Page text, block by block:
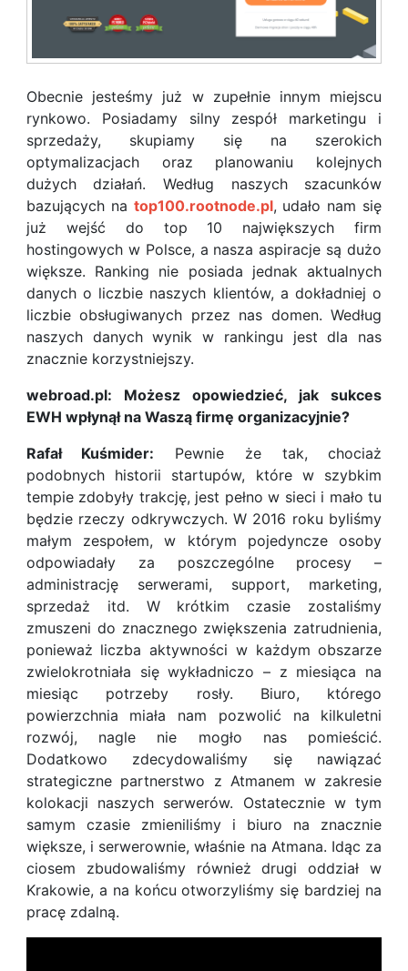
Obecnie jesteśmy już w zupełnie innym miejscu
rynkowo. Posiadamy silny zespół marketingu i
sprzedaży, skupiamy się na szerokich
optymalizacjach oraz planowaniu kolejnych
dużych działań. Według naszych szacunków
bazujących na top100.rootnode.pl, udało nam się
już wejść do top 10 największych firm
hostingowych w Polsce, a nasza aspiracje są dużo
większe. Ranking nie posiada jednak aktualnych
danych o liczbie naszych klientów, a dokładniej o
liczbie obsługiwanych przez nas domen. Według
naszych danych wynik w rankingu jest dla nas
znacznie korzystniejszy.
webroad.pl: Możesz opowiedzieć, jak sukces
EWH wpłynął na Waszą firmę organizacyjnie?
Rafał Kuśmider: Pewnie że tak, chociaż
podobnych historii startupów, które w szybkim
tempie zdobyły trakcję, jest pełno w sieci i mało tu
będzie rzeczy odkrywczych. W 2016 roku byliśmy
małym zespołem, w którym pojedyncze osoby
odpowiadały za poszczególne procesy –
administrację serwerami, support, marketing,
sprzedaż itd. W krótkim czasie zostaliśmy
zmuszeni do znacznego zwiększenia zatrudnienia,
ponieważ liczba aktywności w każdym obszarze
zwielokrotniała się wykładniczo – z miesiąca na
miesiąc potrzeby rosły. Biuro, którego
powierzchnia miała nam pozwolić na kilkuletni
rozwój, nagle nie mogło nas pomieścić.
Dodatkowo zdecydowaliśmy się nawiązać
strategiczne partnerstwo z Atmanem w zakresie
kolokacji naszych serwerów. Ostatecznie w tym
samym czasie zmieniliśmy i biuro na znacznie
większe, i serwerownie, właśnie na Atmana. Idąc za
ciosem zbudowaliśmy również drugi oddział w
Krakowie, a na końcu otworzyliśmy się bardziej na
pracę zdalną.